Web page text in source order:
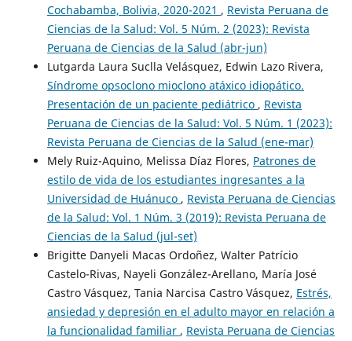
Cochabamba, Bolivia, 2020-2021 , Revista Peruana de
Ciencias de la Salud: Vol. 5 Núm. 2 (2023): Revista
Peruana de Ciencias de la Salud (abr-jun)
Lutgarda Laura Suclla Velásquez, Edwin Lazo Rivera,
Síndrome opsoclono mioclono atáxico idiopático.
Presentación de un paciente pediátrico , Revista
Peruana de Ciencias de la Salud: Vol. 5 Núm. 1 (2023):
Revista Peruana de Ciencias de la Salud (ene-mar)
Mely Ruiz-Aquino, Melissa Díaz Flores, Patrones de
estilo de vida de los estudiantes ingresantes a la
Universidad de Huánuco , Revista Peruana de Ciencias
de la Salud: Vol. 1 Núm. 3 (2019): Revista Peruana de
Ciencias de la Salud (jul-set)
Brigitte Danyeli Macas Ordoñez, Walter Patrício
Castelo-Rivas, Nayeli González-Arellano, María José
Castro Vásquez, Tania Narcisa Castro Vásquez, Estrés,
ansiedad y depresión en el adulto mayor en relación a
la funcionalidad familiar , Revista Peruana de Ciencias